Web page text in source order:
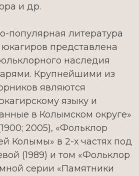
и др.
популярная литература
представлена
наследия
Крупнейшими из
являются
языку и
в Колымском округе»
2005), «Фольклор
Колымы» в 2-х частях под
(1989) и том «Фольклор
серии «Памятники